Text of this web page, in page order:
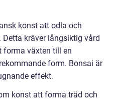
konst att odla och
kräver långsiktig vård
forma växten till en
form. Bonsai är
effekt.
konst att forma träd och